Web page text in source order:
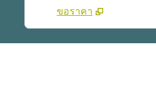
ขอราคา